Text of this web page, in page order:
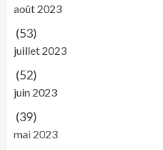
août 2023
(53)
juillet 2023
(52)
juin 2023
(39)
mai 2023